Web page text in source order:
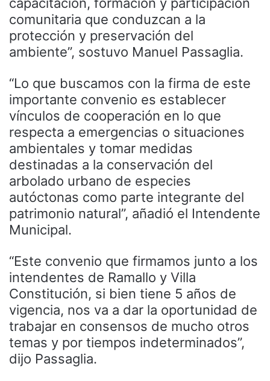
comunitaria que conduzcan a la
protección y preservación del
ambiente”, sostuvo Manuel Passaglia.
“Lo que buscamos con la firma de este
importante convenio es establecer
vínculos de cooperación en lo que
respecta a emergencias o situaciones
ambientales y tomar medidas
destinadas a la conservación del
arbolado urbano de especies
autóctonas como parte integrante del
patrimonio natural”, añadió el Intendente
Municipal.
“Este convenio que firmamos junto a los
intendentes de Ramallo y Villa
Constitución, si bien tiene 5 años de
vigencia, nos va a dar la oportunidad de
trabajar en consensos de mucho otros
temas y por tiempos indeterminados”,
dijo Passaglia.